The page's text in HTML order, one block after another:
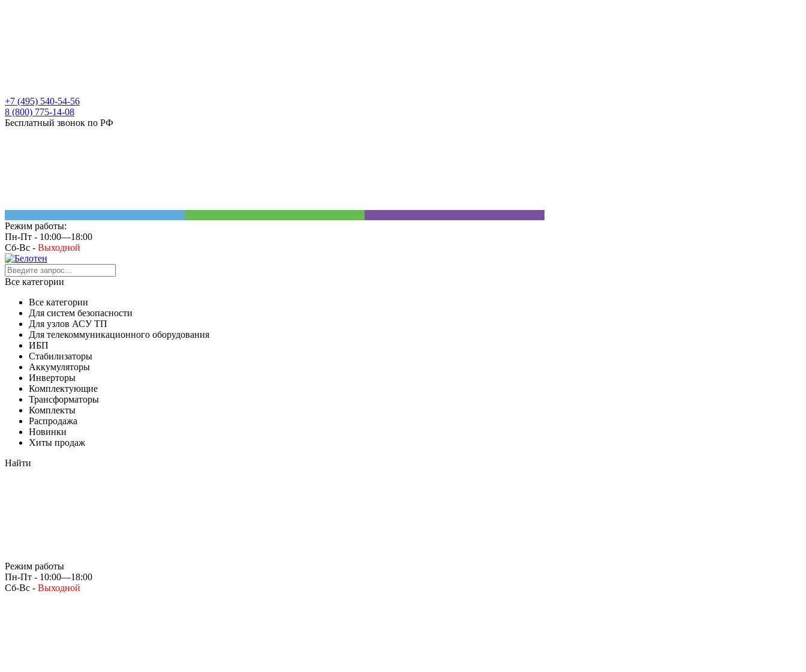
+7 (495) 540-54-56
8 (800) 775-14-08
Бесплатный звонок по РФ
Режим работы:
Пн-Пт - 10:00—18:00
Сб-Вс - Выходной
Все категории
Все категории
Для систем безопасности
Для узлов АСУ ТП
Для телекоммуникационного оборудования
ИБП
Стабилизаторы
Аккумуляторы
Инверторы
Комплектующие
Трансформаторы
Комплекты
Распродажа
Новинки
Хиты продаж
Найти
Режим работы
Пн-Пт - 10:00—18:00
Сб-Вс - Выходной